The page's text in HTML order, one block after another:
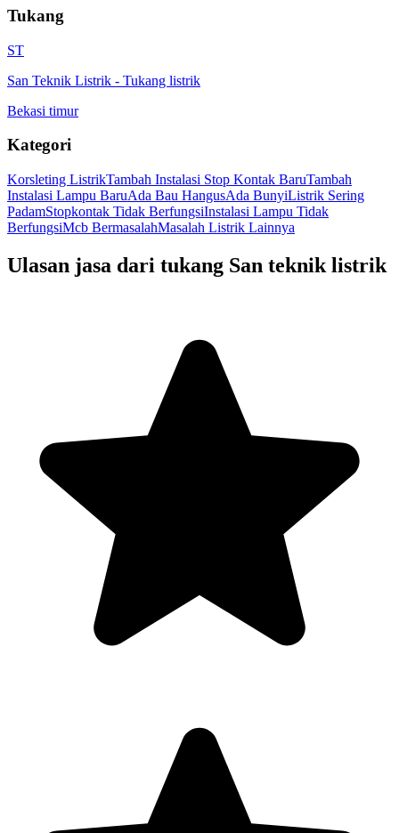
Tukang
ST
San Teknik Listrik - Tukang listrik
Bekasi timur
Kategori
Korsleting ListrikTambah Instalasi Stop Kontak BaruTambah
Instalasi Lampu BaruAda Bau HangusAda BunyiListrik Sering
PadamStopkontak Tidak BerfungsiInstalasi Lampu Tidak
BerfungsiMcb BermasalahMasalah Listrik Lainnya
Ulasan jasa dari tukang San teknik listrik